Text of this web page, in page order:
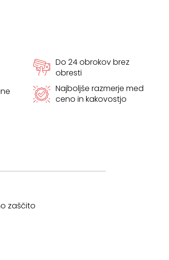
Do 24 obrokov brez
obresti
Najboljše razmerje med
ceno in kakovostjo
zaščito